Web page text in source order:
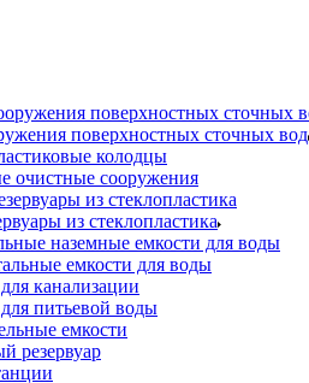
поверхностных сточных вод
колодцы
очистные сооружения
из стеклопластика
наземные емкости для воды
емкости для воды
канализации
питьевой воды
емкости
резервуар